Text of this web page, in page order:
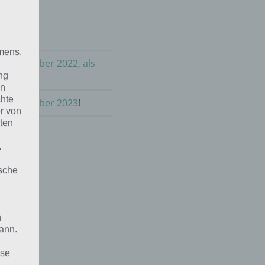
November 2022, als
November 2023!
von